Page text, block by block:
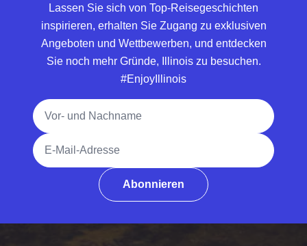
Lassen Sie sich von Top-Reisegeschichten
inspirieren, erhalten Sie Zugang zu exklusiven
Angeboten und Wettbewerben, und entdecken
Sie noch mehr Gründe, Illinois zu besuchen.
#EnjoyIllinois
Vollständiger Name
E-Mail-Adresse
Abonnieren